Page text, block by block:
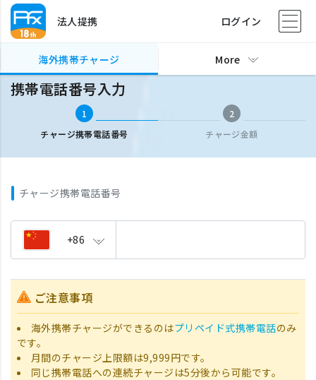
法人提携 ログイン
海外携帯チャージ More
海外携帯チャージ 携帯電話番号入力
携帯電話番号入力
1
チャージ携帯電話番号
2
チャージ金額
チャージ携帯電話番号
+86
ご注意事項
海外携帯チャージができるのはプリペイド式携帯電話のみ
です。
月間のチャージ上限額は9,999円です。
同じ携帯電話への連続チャージは5分後から可能です。